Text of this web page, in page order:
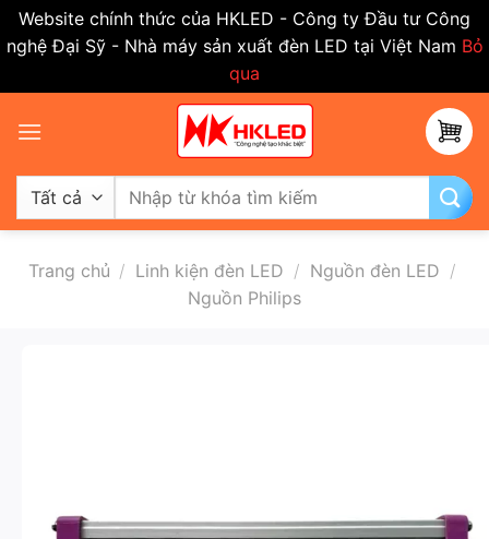
Website chính thức của HKLED - Công ty Đầu tư Công
nghệ Đại Sỹ - Nhà máy sản xuất đèn LED tại Việt Nam Bỏ
qua
qua
dung
Tìm
kiếm:
Trang chủ / Linh kiện đèn LED / Nguồn đèn LED /
Nguồn Philips